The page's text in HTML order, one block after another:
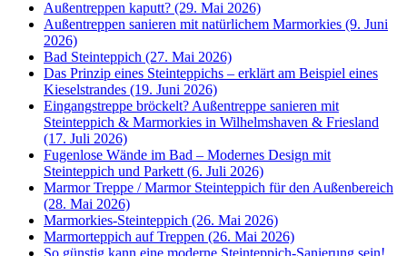
Außentreppen kaputt? (29. Mai 2026)
Außentreppen sanieren mit natürlichem Marmorkies (9. Juni
2026)
Bad Steinteppich (27. Mai 2026)
Das Prinzip eines Steinteppichs – erklärt am Beispiel eines
Kieselstrandes (19. Juni 2026)
Eingangstreppe bröckelt? Außentreppe sanieren mit
Steinteppich & Marmorkies in Wilhelmshaven & Friesland
(17. Juli 2026)
Fugenlose Wände im Bad – Modernes Design mit
Steinteppich und Parkett (6. Juli 2026)
Marmor Treppe / Marmor Steinteppich für den Außenbereich
(28. Mai 2026)
Marmorkies-Steinteppich (26. Mai 2026)
Marmorteppich auf Treppen (26. Mai 2026)